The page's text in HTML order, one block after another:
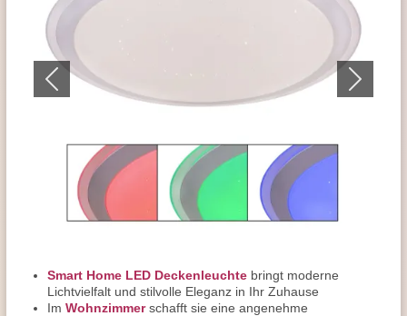
Smart Home LED Deckenleuchte bringt moderne
Lichtvielfalt und stilvolle Eleganz in Ihr Zuhause
Im Wohnzimmerschafft sie eine angenehme